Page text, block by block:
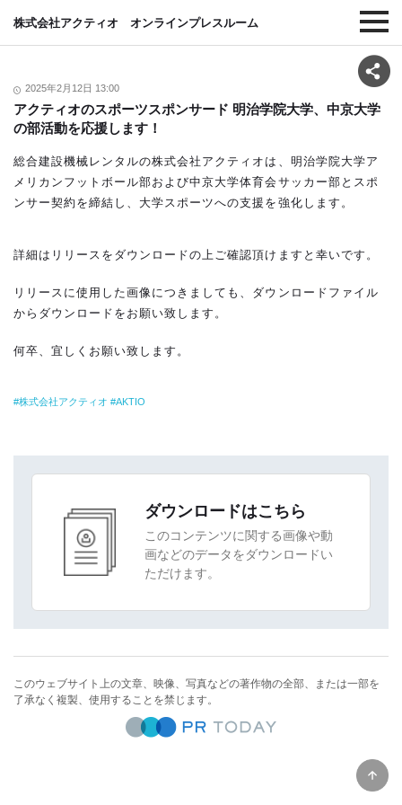
株式会社アクティオ オンラインプレスルーム
2025年2月12日 13:00
アクティオのスポーツスポンサード 明治学院大学、中京大学
の部活動を応援します！
総合建設機械レンタルの株式会社アクティオは、明治学院大学ア
メリカンフットボール部および中京大学体育会サッカー部とスポ
ンサー契約を締結し、大学スポーツへの支援を強化します。
詳細はリリースをダウンロードの上ご確認頂けますと幸いです。
リリースに使用した画像につきましても、ダウンロードファイル
からダウンロードをお願い致します。
何卒、宜しくお願い致します。
株式会社アクティオ AKTIO
ダウンロードはこちら
このコンテンツに関する画像や動
画などのデータをダウンロードい
ただけます。
このウェブサイト上の文章、映像、写真などの著作物の全部、または一部を
了承なく複製、使用することを禁じます。